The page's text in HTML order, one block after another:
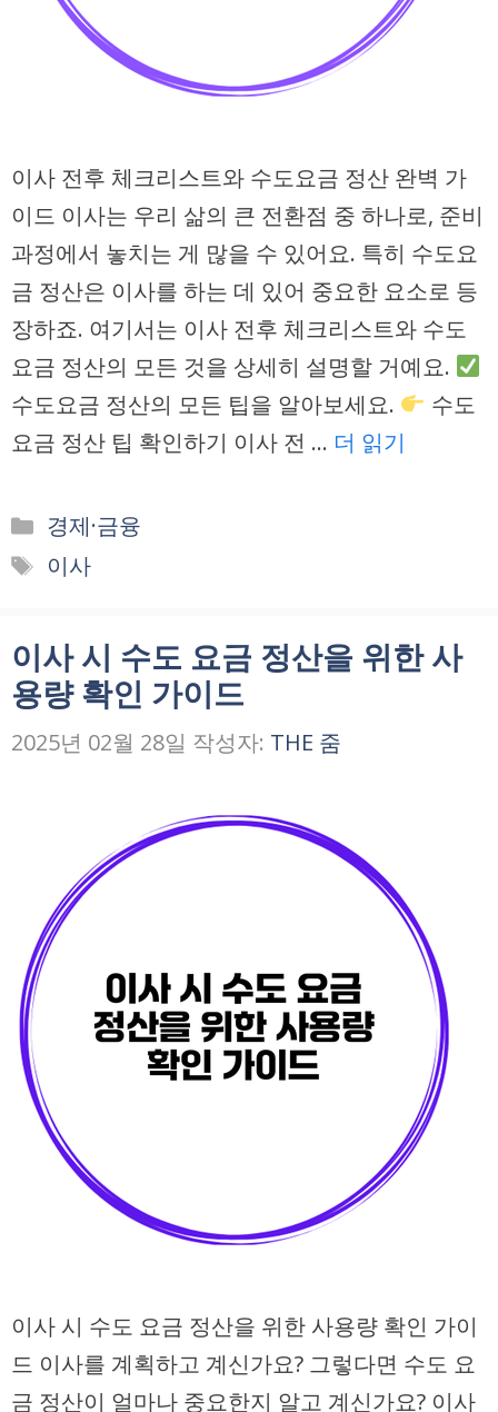
이사 전후 체크리스트와 수도요금 정산 완벽 가
이드 이사는 우리 삶의 큰 전환점 중 하나로, 준비
과정에서 놓치는 게 많을 수 있어요. 특히 수도요
금 정산은 이사를 하는 데 있어 중요한 요소로 등
장하죠. 여기서는 이사 전후 체크리스트와 수도
요금 정산의 모든 것을 상세히 설명할 거예요.
수도요금 정산의 모든 팁을 알아보세요.
수도
요금 정산 팁 확인하기 이사 전 … 더 읽기
카
테
경제·금융
태
이사
이사 시 수도 요금 정산을 위한 사
용량 확인 가이드
2025년 02월 28일 작성자: THE 줌
이사 시 수도 요금 정산을 위한 사용량 확인 가이
드 이사를 계획하고 계신가요? 그렇다면 수도 요
금 정산이 얼마나 중요한지 알고 계신가요? 이사